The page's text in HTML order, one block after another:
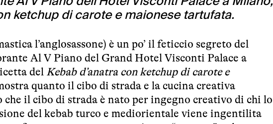
ketchup di carote e maionese tartufata.
l’anglosassone) è un po’ il feticcio segreto del
Al V Piano del Grand Hotel Visconti Palace a
del Kebab d’anatra con ketchup di carote e
quanto il cibo di strada e la cucina creativa
il cibo di strada è nato per ingegno creativo di chi lo
del kebab turco e mediorientale viene ingentilita